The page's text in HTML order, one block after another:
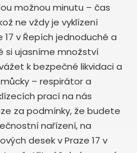
možnou minutu – čas
ne vždy je vyklízení
v Řepích jednoduché a
si ujasníme množství
k bezpečné likvidaci a
– respirátor a
prací na nás
za podmínky, že budete
nařízení, na
desek v Praze 17 v